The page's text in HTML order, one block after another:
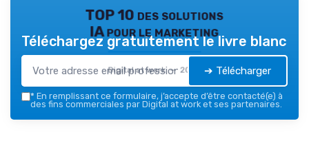
TOP 10 des solutions
IA pour le marketing
Digital at work — 2026
Téléchargez gratuitement le livre blanc
➔ Télécharger
* En remplissant ce formulaire, j’accepte d’être contacté(e) à
des fins commerciales par Digital at work et ses partenaires.